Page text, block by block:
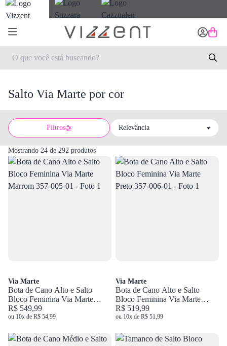
Salto Via Marte por cor
Filtros
Sort by
Mostrando 24 de 292 produtos
Via Marte
Bota de Cano Alto e Salto
Bloco Feminina Via Marte
Marrom 357-005-01
R$ 549,99
ou 10x de R$ 54,99
Via Marte
Bota de Cano Alto e Salto
Bloco Feminina Via Marte
Preto 357-006-01
R$ 519,99
ou 10x de R$ 51,99